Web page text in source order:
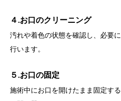
４.お口のクリーニング
汚れや着色の状態を確認し、必要
行います。
５.お口の固定
施術中にお口を開けたまま固定す